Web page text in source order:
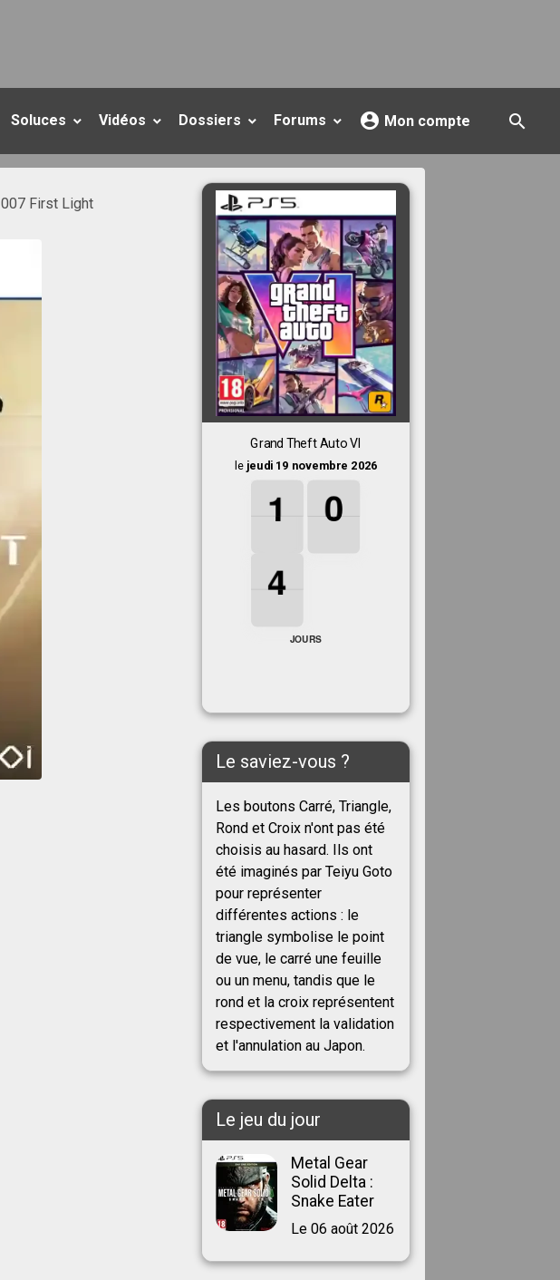
Soluces Vidéos Dossiers Forums Mon compte
007 First Light
Grand Theft Auto VI
le jeudi 19 novembre 2026
1
1
1
1 0
0
0
0
4
4
4
4
JOURS
Le saviez-vous ?
Les boutons Carré, Triangle,
Rond et Croix n'ont pas été
choisis au hasard. Ils ont
été imaginés par Teiyu Goto
pour représenter
différentes actions : le
triangle symbolise le point
de vue, le carré une feuille
ou un menu, tandis que le
rond et la croix représentent
respectivement la validation
et l'annulation au Japon.
Le jeu du jour
Metal Gear
Solid Delta :
Snake Eater
Le 06 août 2026